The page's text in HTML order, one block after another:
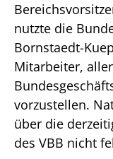
nutzte die
Bornstaedt-
Mitarbeiter,
vorzustellen.
über die
des VBB nicht